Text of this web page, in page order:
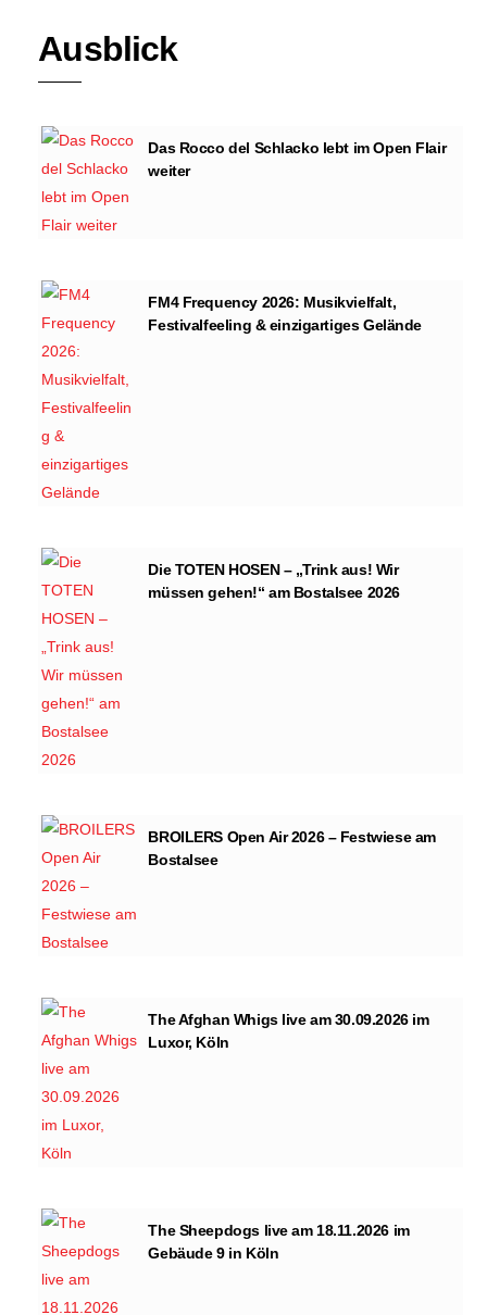
Ausblick
Das Rocco del Schlacko lebt im Open Flair
weiter
FM4 Frequency 2026: Musikvielfalt,
Festivalfeeling & einzigartiges Gelände
Die TOTEN HOSEN – „Trink aus! Wir
müssen gehen!“ am Bostalsee 2026
BROILERS Open Air 2026 – Festwiese am
Bostalsee
The Afghan Whigs live am 30.09.2026 im
Luxor, Köln
The Sheepdogs live am 18.11.2026 im
Gebäude 9 in Köln